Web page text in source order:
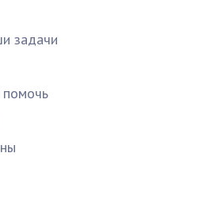
задачи
помочь